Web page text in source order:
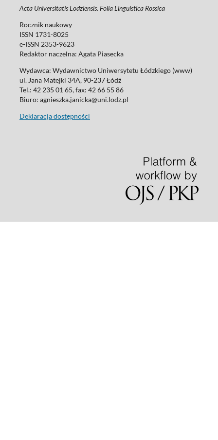
Acta Universitatis Lodziensis. Folia Linguistica Rossica
Rocznik naukowy
ISSN 1731-8025
e-ISSN 2353-9623
Redaktor naczelna: Agata Piasecka
Wydawca: Wydawnictwo Uniwersytetu Łódzkiego (www)
ul. Jana Matejki 34A, 90-237 Łódź
Tel.: 42 235 01 65, fax: 42 66 55 86
Biuro: agnieszka.janicka@uni.lodz.pl
Deklaracja dostępności